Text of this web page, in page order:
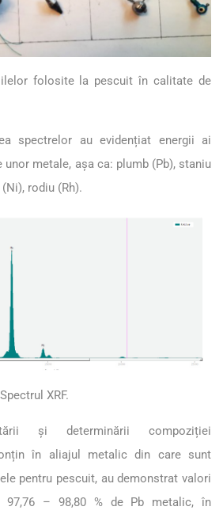
folosite la pescuit în calitate de
spectrelor au evidențiat energii ai
metale, așa ca: plumb (Pb), staniu
rodiu (Rh).
XRF.
și determinării compoziției
în aliajul metalic din care sunt
pentru pescuit, au demonstrat valori
– 98,80 % de Pb metalic, în